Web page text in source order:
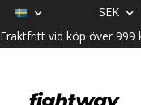
SEK
Fraktfritt vid köp över 999